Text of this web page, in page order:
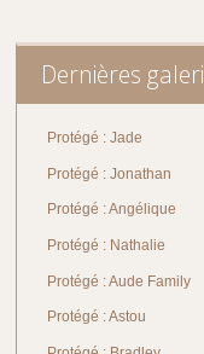
Dernières
Protégé : Jade
Protégé : Jonathan
Protégé : Angélique
Protégé : Nathalie
Protégé : Aude Family
Protégé : Astou